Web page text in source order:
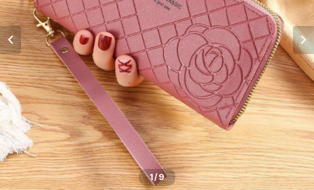
1/9